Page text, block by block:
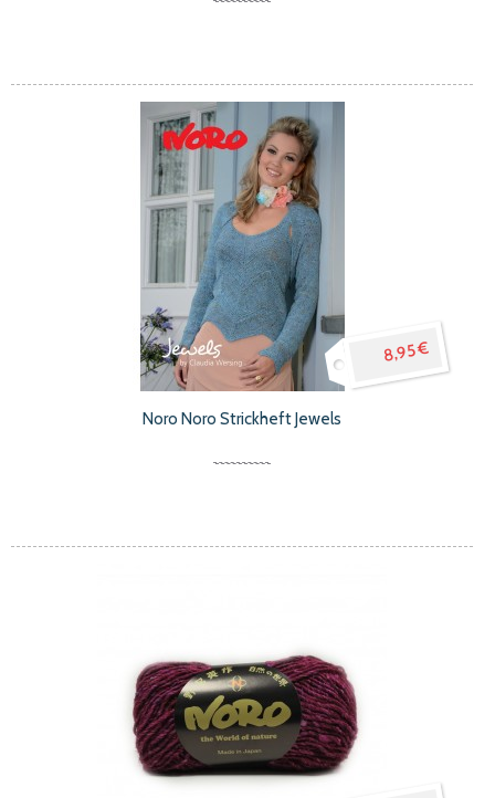
8,95 €
Noro Noro Strickheft Jewels